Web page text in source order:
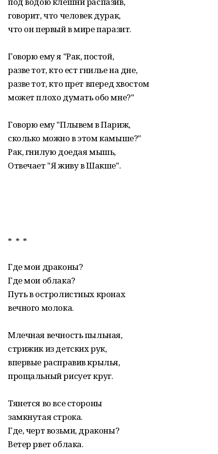
говорит, что человек дурак,
что он первый в мире паразит.
Говорю ему я "Рак, постой,
разве тот, кто ест гнилье на дне,
разве тот, кто прет вперед хвостом
может плохо думать обо мне?"
Говорю ему "Плывем в Париж,
сколько можно в этом камыше?"
Рак, гнилую доедая мышь,
Отвечает "Я живу в Шакше".
* * *
Где мои драконы?
Где мои облака?
Путь в остролистных кронах
вечного молока.
Млечная вечность пыльная,
стрижик из детских рук,
впервые расправив крылья,
прощальный рисует круг.
Тянется во все стороны
замкнутая строка.
Где, черт возьми, драконы?
Ветер рвет облака.